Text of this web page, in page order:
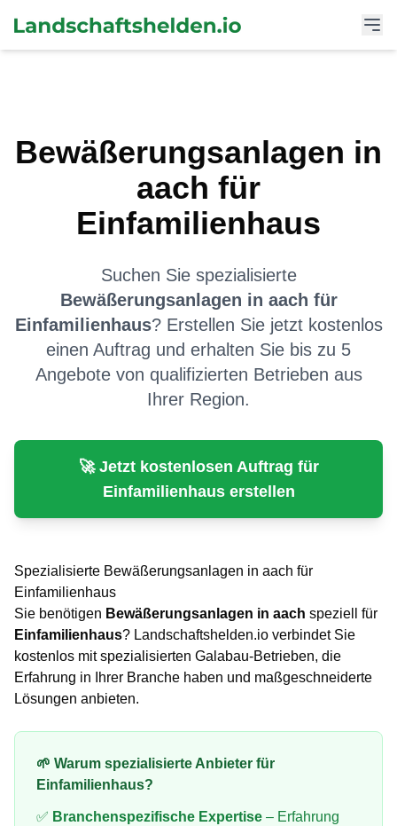
Bewäßerungsanlagen in
aach für
Einfamilienhaus
Suchen Sie spezialisierte
Bewäßerungsanlagen in aach für
Einfamilienhaus? Erstellen Sie jetzt kostenlos
einen Auftrag und erhalten Sie bis zu 5
Angebote von qualifizierten Betrieben aus
Ihrer Region.
🚀 Jetzt kostenlosen Auftrag für
Einfamilienhauserstellen
Spezialisierte Bewäßerungsanlagen in aach für
Einfamilienhaus
Sie benötigen Bewäßerungsanlagen in aach speziell für
Einfamilienhaus? Landschaftshelden.io verbindet Sie
kostenlos mit spezialisierten Galabau-Betrieben, die
Erfahrung in Ihrer Branche haben und maßgeschneiderte
Lösungen anbieten.
🌱 Warum spezialisierte Anbieter für
Einfamilienhaus?
✅ Branchenspezifische Expertise – Erfahrung